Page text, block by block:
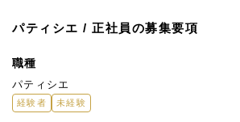
パティシエ / 正社員の募集要項
職種
パティシエ
経験者 未経験